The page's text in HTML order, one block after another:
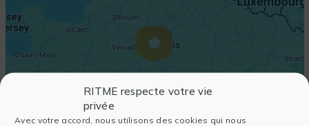
RITME respecte votre vie
privée
Avec votre accord, nous utilisons des cookies qui nous